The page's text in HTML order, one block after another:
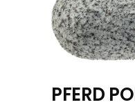
PFERD